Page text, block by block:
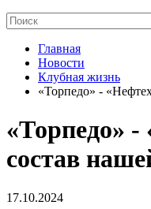
Главная
Новости
Клубная жизнь
«Торпедо» -
«Торпедо»
состав
17.10.2024